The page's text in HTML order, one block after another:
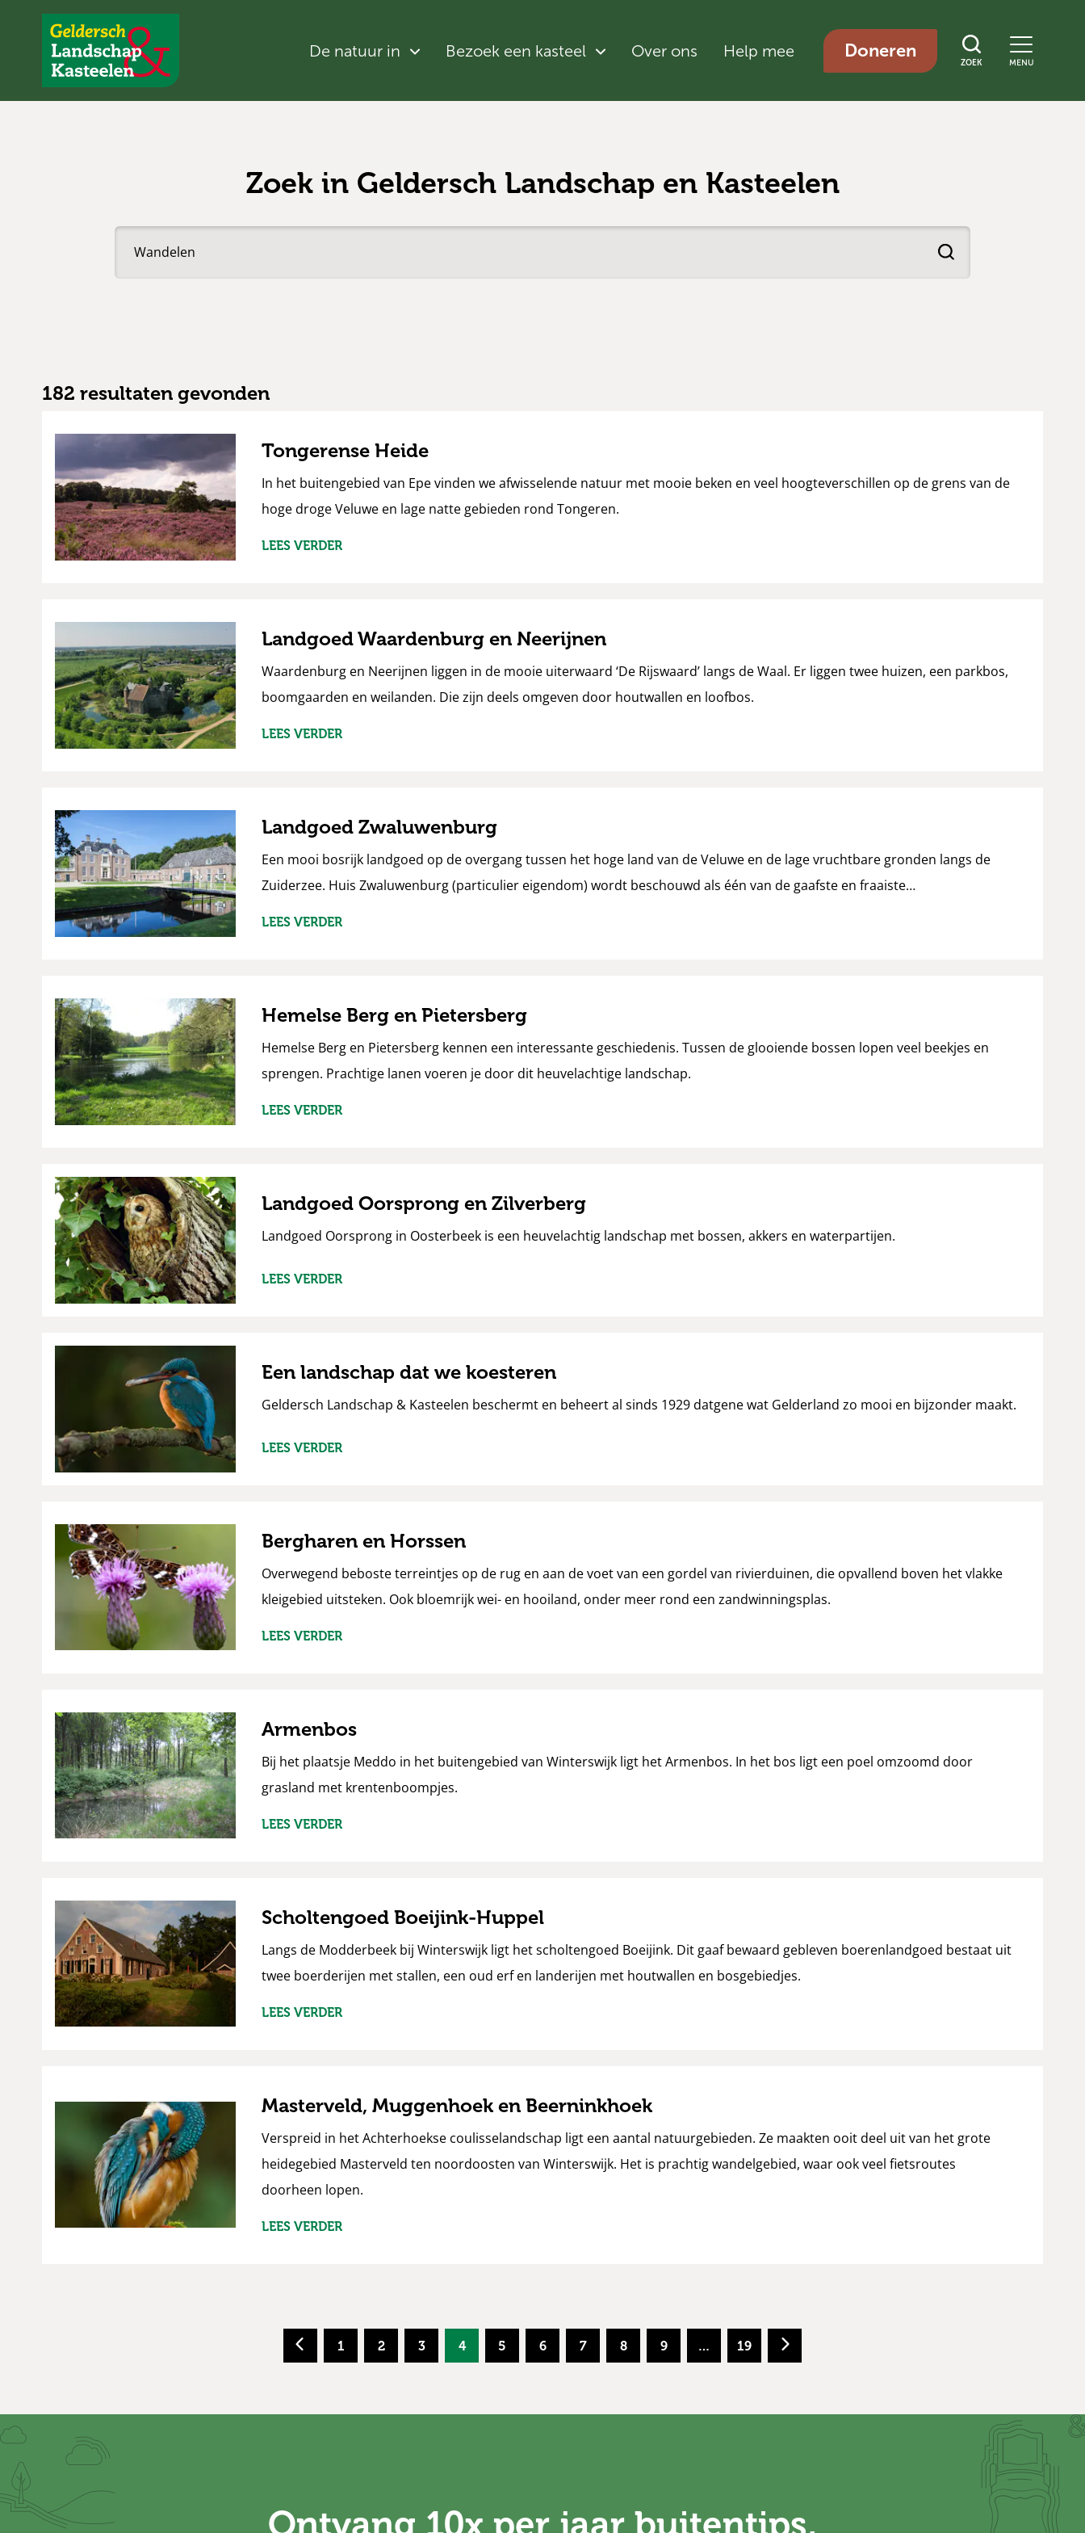
Geldersch
Landschap
en
De natuur in Bezoek een kasteel Over ons Help mee Doneren
ZOEK MENU
Zoek in Geldersch Landschap en Kasteelen
Zoek
in
Kasteelen
182 resultaten gevonden
Tongerense Heide
In het buitengebied van Epe vinden we afwisselende natuur met mooie beken en veel hoogteverschillen op de grens van de
hoge droge Veluwe en lage natte gebieden rond Tongeren.
LEES VERDER
Landgoed Waardenburg en Neerijnen
Waardenburg en Neerijnen liggen in de mooie uiterwaard ‘De Rijswaard’ langs de Waal. Er liggen twee huizen, een parkbos,
boomgaarden en weilanden. Die zijn deels omgeven door houtwallen en loofbos.
LEES VERDER
Landgoed Zwaluwenburg
Een mooi bosrijk landgoed op de overgang tussen het hoge land van de Veluwe en de lage vruchtbare gronden langs de
Zuiderzee. Huis Zwaluwenburg (particulier eigendom) wordt beschouwd als één van de gaafste en fraaiste…
LEES VERDER
Hemelse Berg en Pietersberg
Hemelse Berg en Pietersberg kennen een interessante geschiedenis. Tussen de glooiende bossen lopen veel beekjes en
sprengen. Prachtige lanen voeren je door dit heuvelachtige landschap.
LEES VERDER
Landgoed Oorsprong en Zilverberg
Landgoed Oorsprong in Oosterbeek is een heuvelachtig landschap met bossen, akkers en waterpartijen.
LEES VERDER
Een landschap dat we koesteren
Geldersch Landschap & Kasteelen beschermt en beheert al sinds 1929 datgene wat Gelderland zo mooi en bijzonder maakt.
LEES VERDER
Bergharen en Horssen
Overwegend beboste terreintjes op de rug en aan de voet van een gordel van rivierduinen, die opvallend boven het vlakke
kleigebied uitsteken. Ook bloemrijk wei- en hooiland, onder meer rond een zandwinningsplas.
LEES VERDER
Armenbos
Bij het plaatsje Meddo in het buitengebied van Winterswijk ligt het Armenbos. In het bos ligt een poel omzoomd door
grasland met krentenboompjes.
LEES VERDER
Scholtengoed Boeijink-Huppel
Langs de Modderbeek bij Winterswijk ligt het scholtengoed Boeijink. Dit gaaf bewaard gebleven boerenlandgoed bestaat uit
twee boerderijen met stallen, een oud erf en landerijen met houtwallen en bosgebiedjes.
LEES VERDER
Masterveld, Muggenhoek en Beerninkhoek
Verspreid in het Achterhoekse coulisselandschap ligt een aantal natuurgebieden. Ze maakten ooit deel uit van het grote
heidegebied Masterveld ten noordoosten van Winterswijk. Het is prachtig wandelgebied, waar ook veel fietsroutes
doorheen lopen.
LEES VERDER
1 2 3 4 5 6 7 8 9 … 19
Ontvang 10x per jaar buitentips,